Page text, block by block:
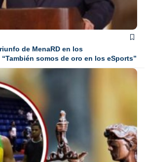
de MenaRD en los
somos de oro en los eSports”